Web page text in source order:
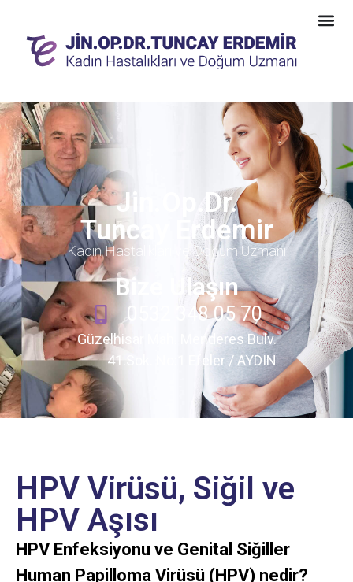
Jin.Op.Dr.
Tuncay Erdemir
Kadın Hastalıkları ve Doğum Uzmanı
Bize Ulaşın
0532 348 05 70
Güzelhisar Mah. Menderes Bulv.
41.Sok. No:1 Efeler / AYDIN
HPV Virüsü, Siğil ve
HPV Aşısı
HPV Enfeksiyonu ve Genital Siğiller
Human Papilloma Virüsü (HPV) nedir?